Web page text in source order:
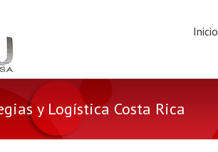
Inicio
y Logística Costa Rica